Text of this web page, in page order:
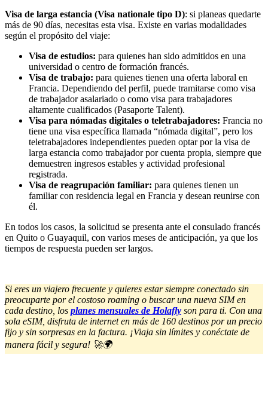
Visa de larga estancia (Visa nationale tipo D): si planeas quedarte
más de 90 días, necesitas esta visa. Existe en varias modalidades
según el propósito del viaje:
Visa de estudios: para quienes han sido admitidos en una
universidad o centro de formación francés.
Visa de trabajo: para quienes tienen una oferta laboral en
Francia. Dependiendo del perfil, puede tramitarse como visa
de trabajador asalariado o como visa para trabajadores
altamente cualificados (Pasaporte Talent).
Visa para nómadas digitales o teletrabajadores: Francia no
tiene una visa específica llamada “nómada digital”, pero los
teletrabajadores independientes pueden optar por la visa de
larga estancia como trabajador por cuenta propia, siempre que
demuestren ingresos estables y actividad profesional
registrada.
Visa de reagrupación familiar: para quienes tienen un
familiar con residencia legal en Francia y desean reunirse con
él.
En todos los casos, la solicitud se presenta ante el consulado francés
en Quito o Guayaquil, con varios meses de anticipación, ya que los
tiempos de respuesta pueden ser largos.
Si eres un viajero frecuente y quieres estar siempre conectado sin
preocuparte por el costoso roaming o buscar una nueva SIM en
cada destino, los planes mensuales de Holafly son para ti. Con una
sola eSIM, disfruta de internet en más de 160 destinos por un precio
fijo y sin sorpresas en la factura. ¡Viaja sin límites y conéctate de
manera fácil y segura! 🚀🌍